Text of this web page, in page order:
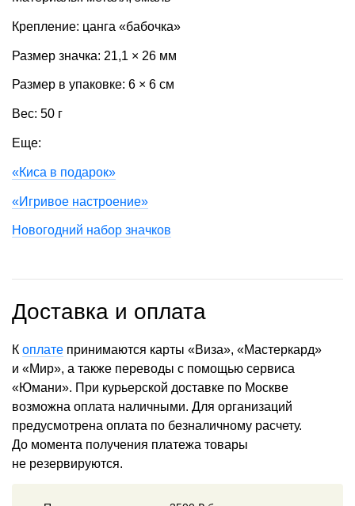
Крепление: цанга «бабочка»
Размер значка: 21,1 × 26 мм
Размер в упаковке: 6 × 6 см
Вес: 50 г
Еще:
«Киса в подарок»
«Игривое настроение»
Новогодний набор значков
Доставка и оплата
К оплате принимаются карты «Виза», «Мастеркард»
и «Мир», а также переводы с помощью сервиса
«Юмани». При курьерской доставке по Москве
возможна оплата наличными. Для организаций
предусмотрена оплата по безналичному расчету.
До момента получения платежа товары
не резервируются.